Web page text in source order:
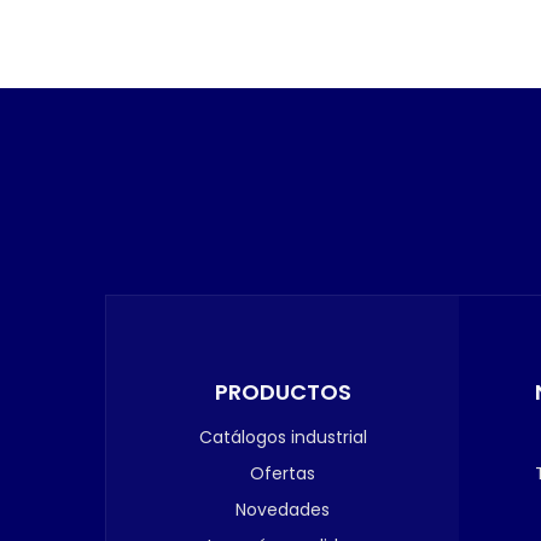
PRODUCTOS
Catálogos industrial
Ofertas
Novedades